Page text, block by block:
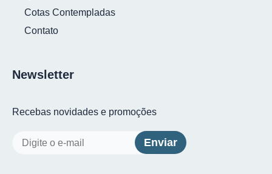
Cotas Contempladas
Contato
Newsletter
Recebas novidades e promoções